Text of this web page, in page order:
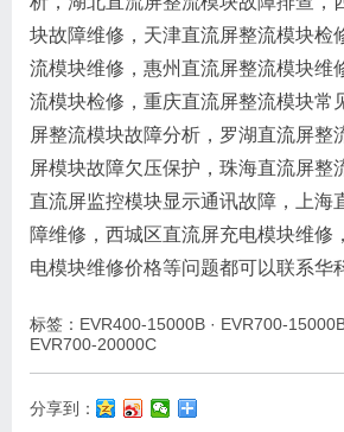
块故障维修，天津直流屏整流模块检
流模块维修，惠州直流屏整流模块维
流模块检修，重庆直流屏整流模块常
屏整流模块故障分析，罗湖直流屏整
屏模块故障欠压保护，珠海直流屏整
直流屏监控模块显示通讯故障，上海
障维修，西城区直流屏充电模块维修
电模块维修价格等问题都可以联系华
标签： EVR400-15000B · EVR700-
EVR700-20000C
分享到：